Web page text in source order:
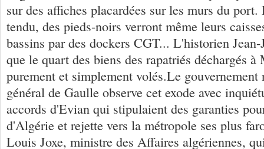
sur des affiches placardées sur les murs du
tendu, des pieds-noirs verront même leurs
bassins par des dockers CGT... L'historien
que le quart des biens des rapatriés déchargés
purement et simplement volés.Le gouvernement
général de Gaulle observe cet exode avec
accords d'Evian qui stipulaient des garanties
d'Algérie et rejette vers la métropole ses plus
Louis Joxe, ministre des Affaires algériennes,